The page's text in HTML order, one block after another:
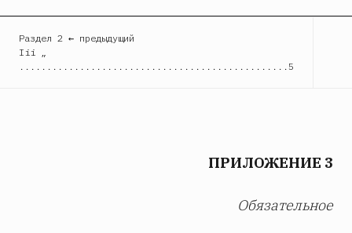
Раздел 2 ← предыдущий
Iii „
.................................................5
ПРИЛОЖЕНИЕ 3
Обязательное